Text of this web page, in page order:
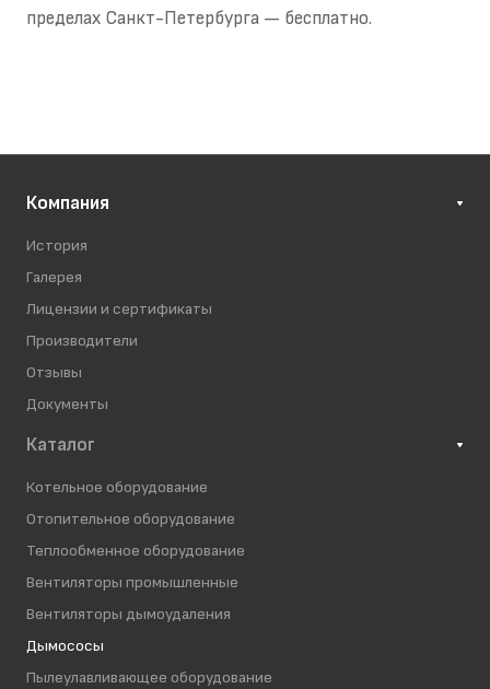
пределах Санкт-Петербурга — бесплатно.
Компания
История
Галерея
Лицензии и сертификаты
Производители
Отзывы
Документы
Каталог
Котельное оборудование
Отопительное оборудование
Теплообменное оборудование
Вентиляторы промышленные
Вентиляторы дымоудаления
Дымососы
Пылеулавливающее оборудование